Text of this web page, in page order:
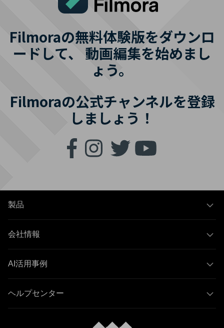
Filmoraの無料体験版をダウンロ
ードして、 動画編集を始めまし
ょう。
Filmoraの公式チャンネルを登録
しましょう！
製品
会社情報
AI活用事例
ヘルプセンター